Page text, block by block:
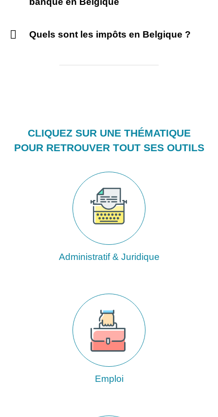
Quels sont les impôts en Belgique ?
CLIQUEZ SUR UNE THÉMATIQUE
POUR RETROUVER TOUT SES OUTILS
Administratif & Juridique
Emploi